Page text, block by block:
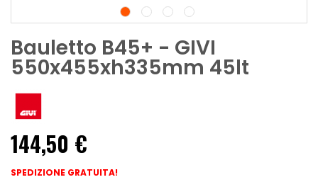
Bauletto B45+ - GIVI
550x455xh335mm 45lt
144,50 €
SPEDIZIONE GRATUITA!